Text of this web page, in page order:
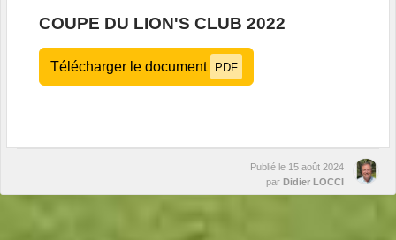
COUPE DU LION'S CLUB 2022
Télécharger le document PDF
Publié le 15 août 2024
par Didier LOCCI